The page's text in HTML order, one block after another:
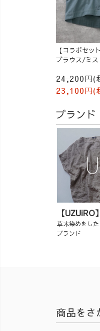
【コラボセッ
ブラウス/ミス
ルーンパンツ/
24,200円(
23,100円(
ブランド
【
草木染めをし
ブランド
商品をさ